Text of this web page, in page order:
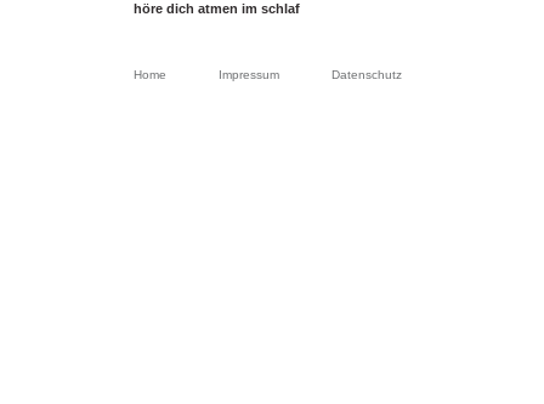
höre dich atmen im schlaf
Home Impressum Datenschutz